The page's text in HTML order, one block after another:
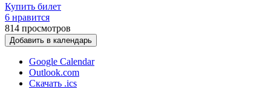
Купить билет
6 нравится
814 просмотров
Добавить в календарь
Google Calendar
Outlook.com
Скачать .ics